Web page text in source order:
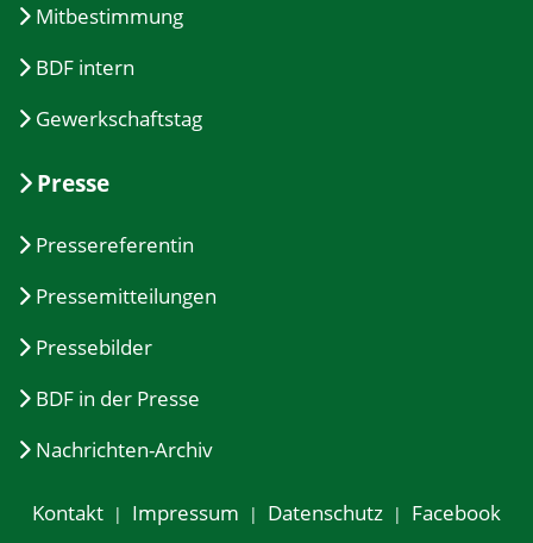
Mitbestimmung
BDF intern
Gewerkschaftstag
Presse
Pressereferentin
Pressemitteilungen
Pressebilder
BDF in der Presse
Nachrichten-Archiv
Kontakt Impressum Datenschutz Facebook